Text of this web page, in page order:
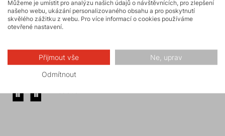
Skalní lezení a
ferraty
Hiking
Volnočasové –
Můžeme je umístit pro analýzu našich údajů o návštěvnících, pro zlepšení
našeho webu, ukázání personalizovaného obsahu a pro poskytnutí
skvělého zážitku z webu. Pro více informací o cookies používáme
otevřené nastavení.
Přijmout vše Ne, uprav
Odmítnout